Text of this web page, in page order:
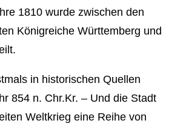
1810 wurde zwischen den
Königreiche Württemberg und
in historischen Quellen
854 n. Chr.Kr. – Und die Stadt
Weltkrieg eine Reihe von